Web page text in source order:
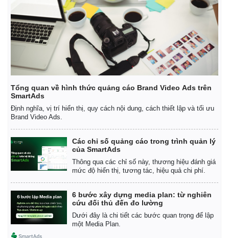
Kinh tế
Bất động sản
Thị trường
Giá vàng
Tổng quan về hình thức quảng cáo Brand Video Ads trên
SmartAds
Định nghĩa, vị trí hiển thị, quy cách nội dung, cách thiết lập và tối ưu
Brand Video Ads.
Các chỉ số quảng cáo trong trình quản lý
của SmartAds
Thông qua các chỉ số này, thương hiệu đánh giá
mức độ hiển thị, tương tác, hiệu quả chi phí.
6 bước xây dựng media plan: từ nghiên
cứu đối thủ đến đo lường
Dưới đây là chi tiết các bước quan trọng để lập
một Media Plan.